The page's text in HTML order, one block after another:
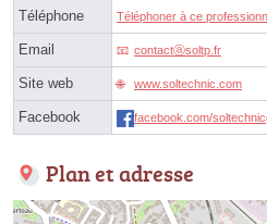
Téléphone Téléphoner à ce
Email contactⓐsoltp.fr
Site web www.soltechnic.com
Facebook facebook.com/
Plan et adresse